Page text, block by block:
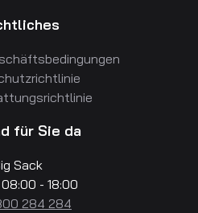
für Sie da
Sack
08:00 - 18:00
284 284